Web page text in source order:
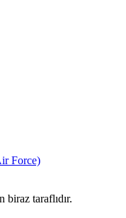
Force)
biraz taraflıdır.